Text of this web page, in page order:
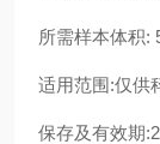
所需样本体积:
适用范围:仅供
保存及有效期